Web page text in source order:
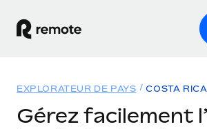
EXPLORATEUR DE PAYS COSTA RICA
Gérez facilement